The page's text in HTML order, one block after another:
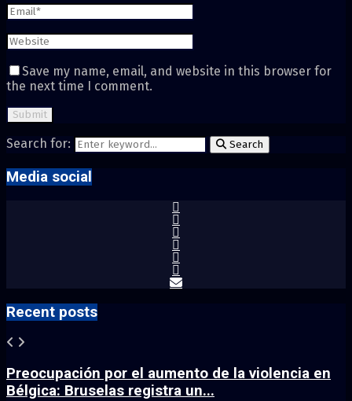
Save my name, email, and website in this browser for
the next time I comment.
Search for: Search
Media social
Recent posts
Preocupación por el aumento de la violencia en
Bélgica: Bruselas registra un...